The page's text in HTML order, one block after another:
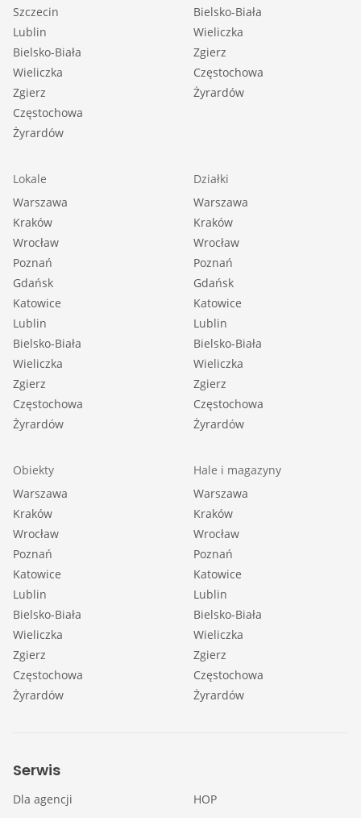
Szczecin
Lublin
Bielsko-Biała
Wieliczka
Zgierz
Częstochowa
Żyrardów
Bielsko-Biała
Wieliczka
Zgierz
Częstochowa
Żyrardów
Lokale
Warszawa
Kraków
Wrocław
Poznań
Gdańsk
Katowice
Lublin
Bielsko-Biała
Wieliczka
Zgierz
Częstochowa
Żyrardów
Działki
Warszawa
Kraków
Wrocław
Poznań
Gdańsk
Katowice
Lublin
Bielsko-Biała
Wieliczka
Zgierz
Częstochowa
Żyrardów
Obiekty
Warszawa
Kraków
Wrocław
Poznań
Katowice
Lublin
Bielsko-Biała
Wieliczka
Zgierz
Częstochowa
Żyrardów
Hale i magazyny
Warszawa
Kraków
Wrocław
Poznań
Katowice
Lublin
Bielsko-Biała
Wieliczka
Zgierz
Częstochowa
Żyrardów
Serwis
Dla agencji HOP